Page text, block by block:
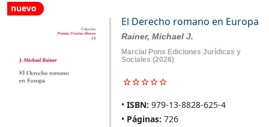
nuevo
El Derecho romano en Europa
Rainer, Michael J.
Marcial Pons Ediciones Jurídicas y
Sociales (2026)
ISBN: 979-13-8828-625-4
Páginas: 726